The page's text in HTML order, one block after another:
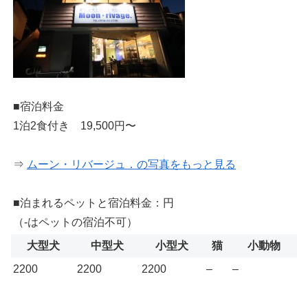
■宿泊料金
1泊2食付き 19,500円〜
⇒ ムーン・リバージュ．の写真をもっと見る
■泊まれるペットと宿泊料金：円
（-はペットの宿泊不可）
大型犬
中型犬 小型犬 猫
小動物
2200
2200 2200 – –